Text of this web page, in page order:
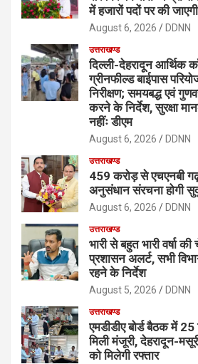
में हजारों पदों पर की जाएगी
August 6, 2026 DDNN
उत्तराखण्ड
दिल्ली-देहरादून आर्थिक
ग्रीनफील्ड बाईपास
निरीक्षण; समयबद्ध एवं
करने के निर्देश, सुरक्षा
नहींः डीएम
August 6, 2026 DDNN
उत्तराखण्ड
459 करोड़ से एचएनबी
अनुसंधान संरचना होगी
August 6, 2026 DDNN
उत्तराखण्ड
भारी से बहुत भारी वर्षा
प्रशासन अलर्ट, सभी
रहने के निर्देश
August 5, 2026 DDNN
उत्तराखण्ड
एमडीडीए बोर्ड बैठक में 25
मिली मंजूरी, देहरादून-
को मिलेगी रफ्तार